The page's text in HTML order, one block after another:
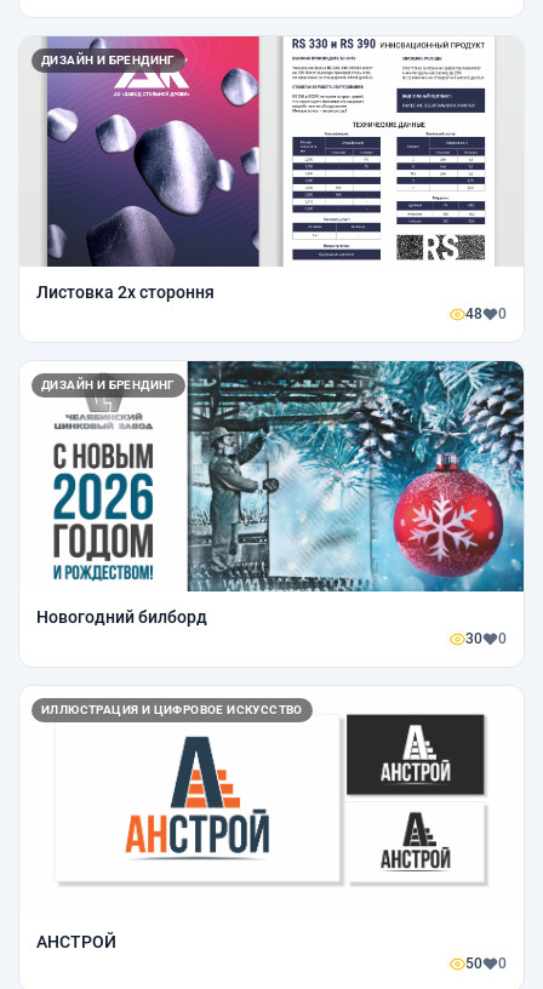
ДИЗАЙН И БРЕНДИНГ
Листовка 2х стороння
48 0
ДИЗАЙН И БРЕНДИНГ
Новогодний билборд
30 0
ИЛЛЮСТРАЦИЯ И ЦИФРОВОЕ ИСКУССТВО
АНСТРОЙ
50 0